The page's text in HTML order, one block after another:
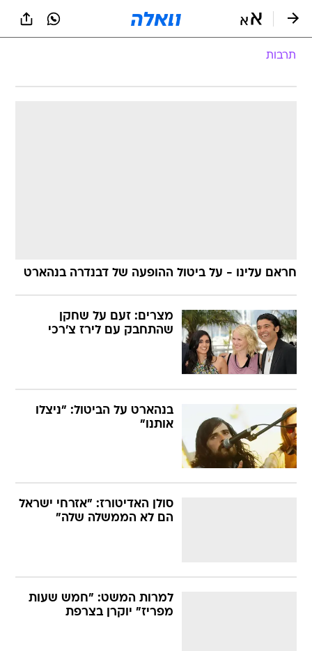
תרבות
חראם עלינו - על ביטול ההופעה של דבנדרה בנהארט
מצרים: זעם על שחקן
שהתחבק עם לירז צ'רכי
בנהארט על הביטול: "ניצלו
אותנו"
סולן האדיטורז: "אזרחי ישראל
הם לא הממשלה שלה"
למרות המשט: "חמש שעות
מפריז" יוקרן בצרפת